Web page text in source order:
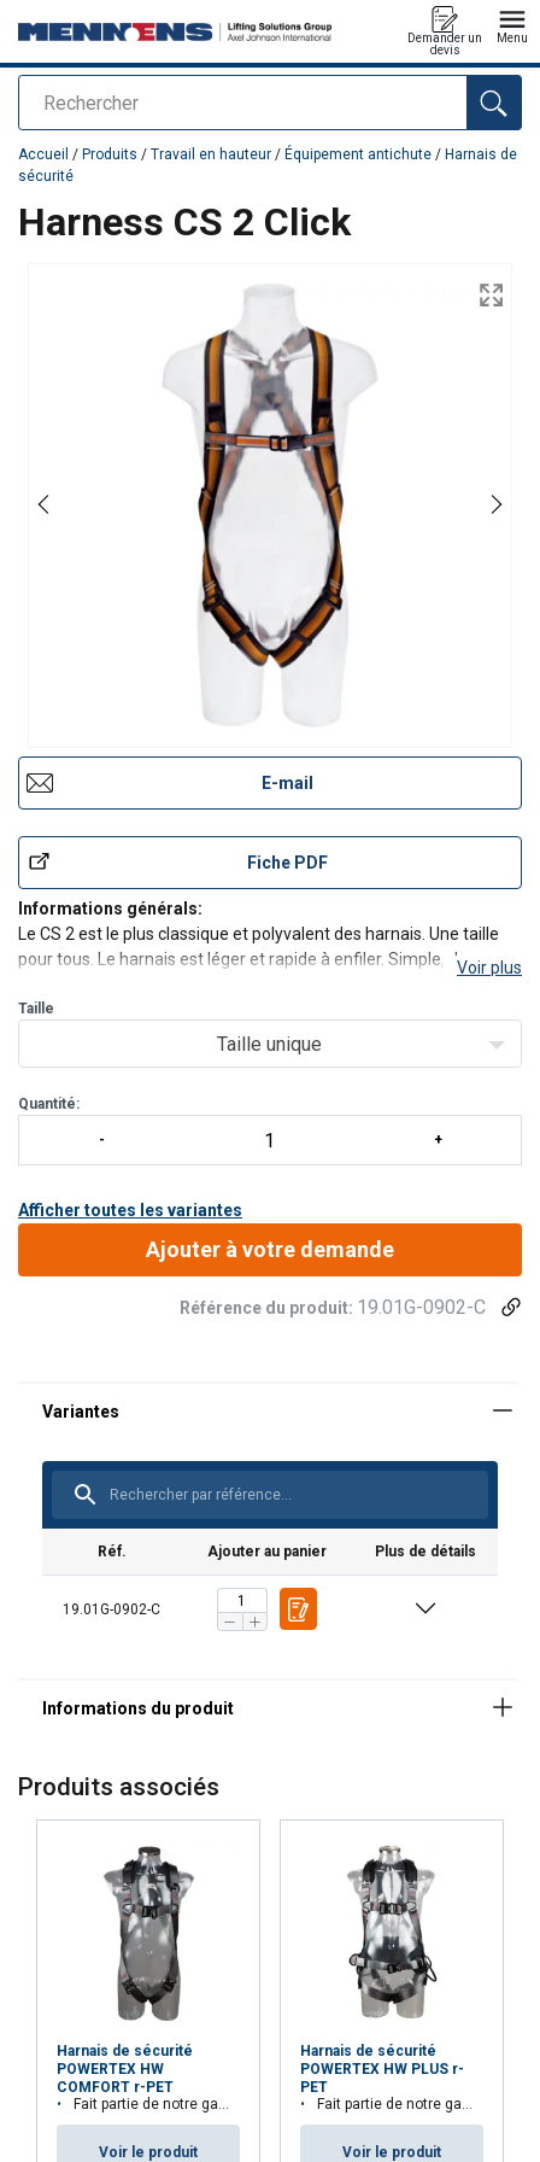
Rechercher
Demander un
devis
Menu
Ajouté au panier
Accueil / Produits / Travail en hauteur / Équipement antichute / Harnais de
sécurité
Harness CS 2 Click
E-mail
Fiche PDF
Informations générals:
Le CS 2 est le plus classique et polyvalent des harnais. Une taille
pour tous. Le harnais est léger et rapide à enfiler. Simple, de
Norme EN 361:2002
Voir plus
Taille
Taille unique
Quantité:
Afficher toutes les variantes
Ajouter à votre demande
Référence du produit: 19.01G-0902-C
Réf. Ajouter au panier Plus de détails
19.01G-0902-C
Plage de température d'utilisation:
Norme:
Produits associés
Harnais de sécurité
POWERTEX HW
COMFORT r-PET
Fait partie de notre gamme Aspire™. 33,3% de matières recyclées
Voir le produit
Harnais de sécurité
POWERTEX HW PLUS r-
PET
Fait partie de notre gamme Aspire™. 29,1% de matières recyclées
Voir le produit